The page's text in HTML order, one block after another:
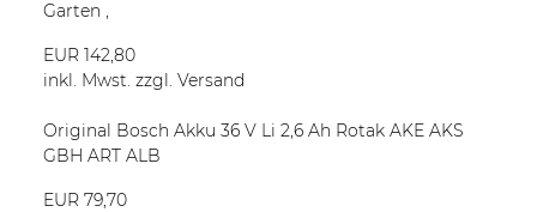
Garten ,
EUR 142,80
inkl. Mwst. zzgl. Versand
Original Bosch Akku 36 V Li 2,6 Ah Rotak AKE AKS
GBH ART ALB
EUR 79,70